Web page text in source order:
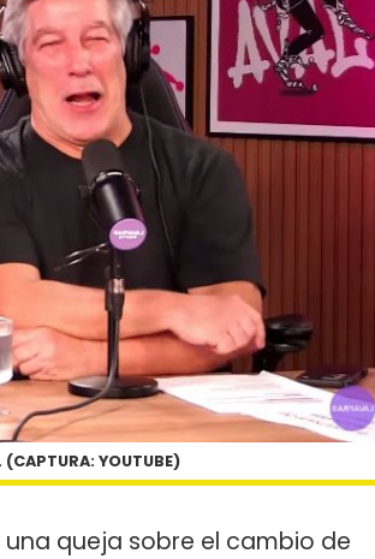
(CAPTURA: YOUTUBE)
queja sobre el cambio de